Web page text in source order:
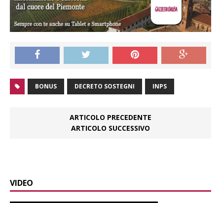
BONUS DECRETO SOSTEGNI INPS
ARTICOLO PRECEDENTE
ARTICOLO SUCCESSIVO
VIDEO